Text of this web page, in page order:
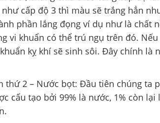
cấp độ 3 thì màu sẽ trắng hẳn
phần lắng đọng ví dụ như là chất
vi khuẩn có thể trú ngụ trên đó.
kỵ khí sẽ sinh sôi. Đây chính là
thứ 2 – Nước bọt: Đầu tiên chúng ta
cấu tạo bởi 99% là nước, 1% còn lại